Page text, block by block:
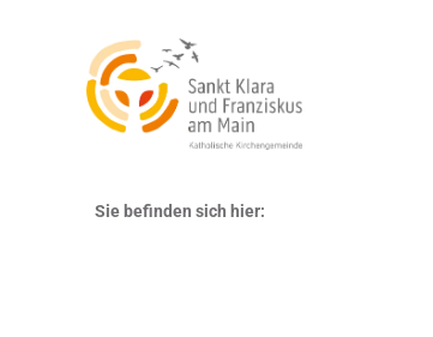
Sie befinden sich hier: